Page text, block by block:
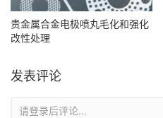
贵金属合金电极喷丸毛化和强化
改性处理
发表评论
请登录后评论...